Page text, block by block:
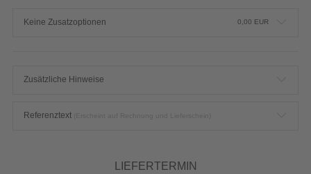
Keine Zusatzoptionen 0,00 EUR
Zusätzliche Hinweise
Referenztext
LIEFERTERMIN